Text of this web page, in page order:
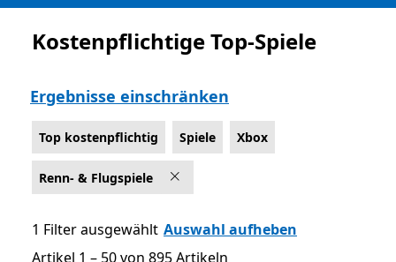
Top kostenpflichtig
Kostenpflichtige Top-Spiele
Ergebnisse einschränken
Top kostenpflichtig Spiele Xbox
Renn- & Flugspiele
1 Filter ausgewählt Auswahl aufheben
Artikel 1 – 50 von 895 Artikeln
Artikel 1 – 50 von 895 Artikeln